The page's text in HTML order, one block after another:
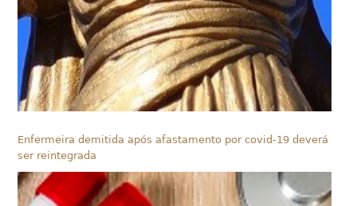
Enfermeira demitida após afastamento por covid-19 deverá
ser reintegrada